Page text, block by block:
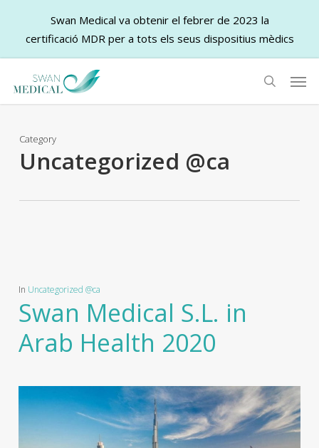
main
search
Category
Uncategorized @ca
In Uncategorized @ca
Swan Medical S.L. in
Arab Health 2020
Swan Medical va obtenir el febrer de 2023 la
certificació MDR per a tots els seus dispositius mèdics